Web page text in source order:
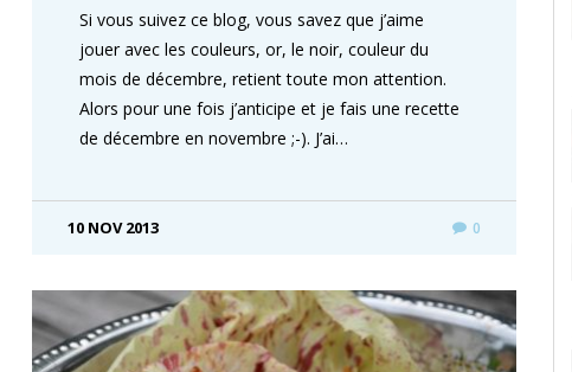
Si vous suivez ce blog, vous savez que j’aime
jouer avec les couleurs, or, le noir, couleur du
mois de décembre, retient toute mon attention.
Alors pour une fois j’anticipe et je fais une recette
de décembre en novembre ;-). J’ai…
10 NOV 2013 0